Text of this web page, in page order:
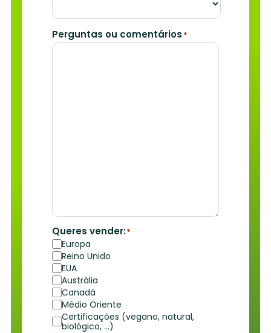
Perguntas ou comentários *
Queres vender:*
Europa
Reino Unido
EUA
Austrália
Canadá
Médio Oriente
Certificações (vegano, natural,
biológico, …)